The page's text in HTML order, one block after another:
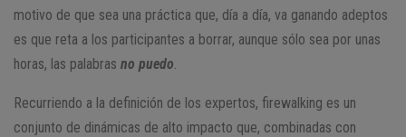
motivo de que sea una práctica que, día a día, va ganando adeptos
es que reta a los participantes a borrar, aunque sólo sea por unas
horas, las palabras no puedo
Recurriendo a la definición de los expertos, firewalking es un
conjunto de dinámicas de alto impacto que, combinadas con